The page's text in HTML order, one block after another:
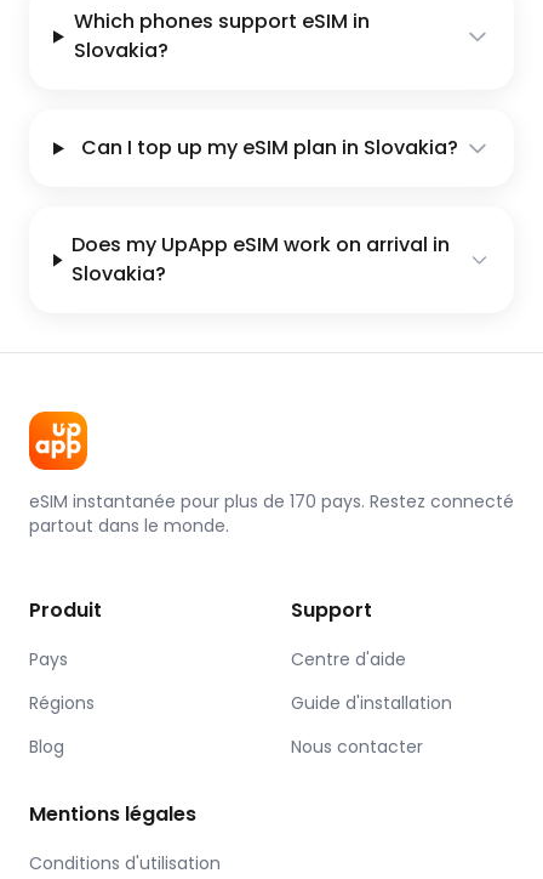
Which phones support eSIM in
Slovakia?
Can I top up my eSIM plan in Slovakia?
Does my UpApp eSIM work on arrival in
Slovakia?
eSIM instantanée pour plus de 170 pays. Restez connecté
partout dans le monde.
Produit
Pays
Régions
Blog
Support
Centre d'aide
Guide d'installation
Nous contacter
Mentions légales
Conditions d'utilisation